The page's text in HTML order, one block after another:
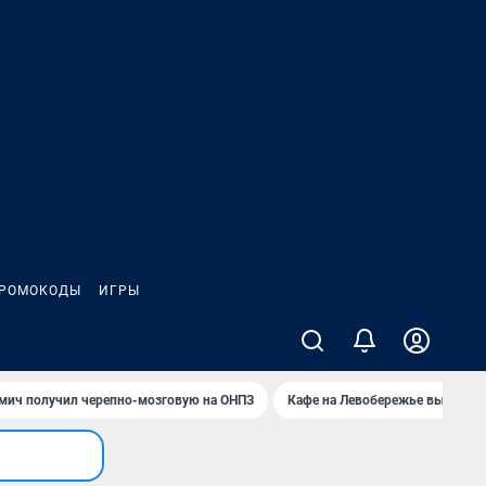
ИГРЫ
получил черепно-мозговую на ОНПЗ Кафе на Левобережье